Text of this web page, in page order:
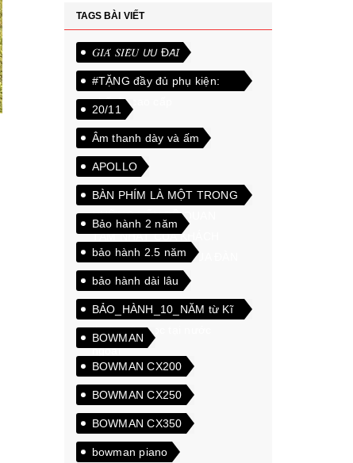
TAGS BÀI VIẾT
𝐺𝐼𝐴́ 𝑆𝐼𝐸̂𝑈 𝘜̛𝘜 Đ𝘈̃𝘐
#TẶNG đầy đủ phụ kiện:
ghế da cao cấp
20/11
Âm thanh dày và ấm
APOLLO
BÀN PHÍM LÀ MỘT TRONG
NHỮNG VẤN ĐỀ QUAN
TÂM NHẤT CỦA KHÁCH
HÀNG KHI CHỌN MUA ĐÀN
PIANO ĐIỆN
Bảo hành 2 năm
bảo hành 2.5 năm
bảo hành dài lâu
BẢO_HÀNH_10_NĂM từ Kĩ
thuật viên học tại nước
ngoài
BOWMAN
BOWMAN CX200
BOWMAN CX250
BOWMAN CX350
bowman piano